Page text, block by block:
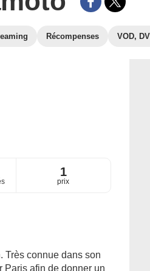
Récompenses VOD,
1
prix
Très connue dans son
Paris afin de donner un